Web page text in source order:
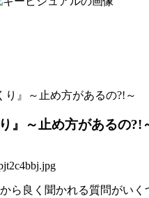
り』～止め方があるの?!～
』～止め方があるの?!
ら良く聞かれる質問がいく